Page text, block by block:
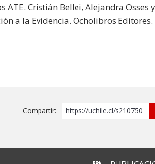
Cristián Bellei, Alejandra Osses
a la Evidencia. Ocholibros Editores.
Compartir: https://uchile.cl/s210750